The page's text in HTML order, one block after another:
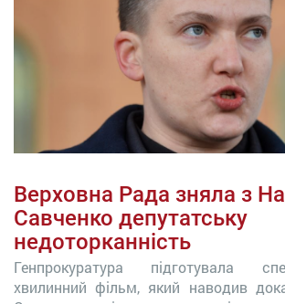
Верховна Рада зняла з
Савченко депутатську
недоторканність
Генпрокуратура підготувала
хвилинний фільм, який наводив